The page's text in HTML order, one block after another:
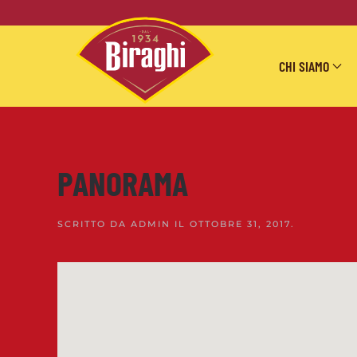
Skip to main content
CHI SIAMO
PANORAMA
SCRITTO DA ADMIN IL OTTOBRE 31, 2017.